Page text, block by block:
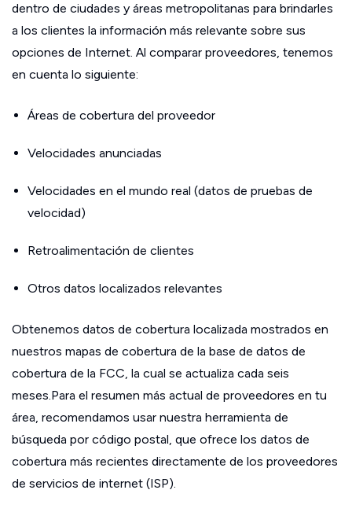
dentro de ciudades y áreas metropolitanas para brindarles
a los clientes la información más relevante sobre sus
opciones de Internet. Al comparar proveedores, tenemos
en cuenta lo siguiente:
Áreas de cobertura del proveedor
Velocidades anunciadas
Velocidades en el mundo real (datos de pruebas de
velocidad)
Retroalimentación de clientes
Otros datos localizados relevantes
Obtenemos datos de cobertura localizada mostrados en
nuestros mapas de cobertura de la base de datos de
cobertura de la FCC, la cual se actualiza cada seis
meses.Para el resumen más actual de proveedores en tu
área, recomendamos usar nuestra herramienta de
búsqueda por código postal, que ofrece los datos de
cobertura más recientes directamente de los proveedores
de servicios de internet (ISP).